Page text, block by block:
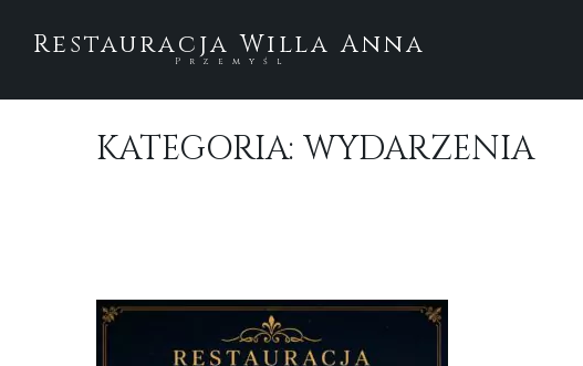
Restauracja Willa Anna
Przemyśl
KATEGORIA: WYDARZENIA